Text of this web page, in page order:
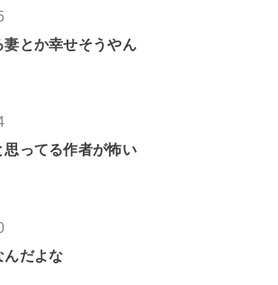
とか幸せそうやん
ってる作者が怖い
んだよな